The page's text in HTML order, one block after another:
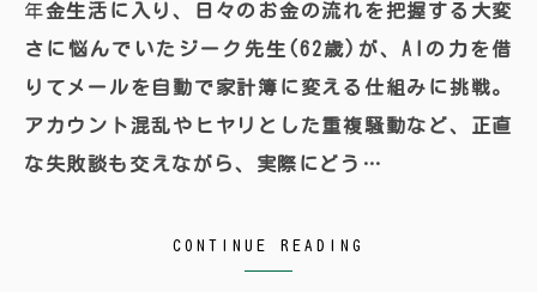
年金生活に入り、日々のお金の流れを把握する大変
さに悩んでいたジーク先生(62歳)が、AIの力を借
りてメールを自動で家計簿に変える仕組みに挑戦。
アカウント混乱やヒヤリとした重複騒動など、正直
な失敗談も交えながら、実際にどう…
CONTINUE READING